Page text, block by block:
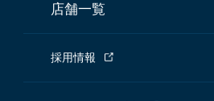
店舗一覧
採用情報